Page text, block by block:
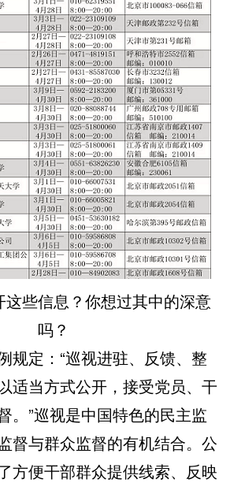
些信息？你想过其中的深意
吗？
定：“巡视进驻、反馈、整
适当方式公开，接受党员、干
。”巡视是中国特色的民主监
督与群众监督的有机结合。公
方便干部群众提供线索、反映